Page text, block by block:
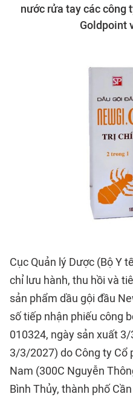
nước rửa tay các công
Goldpoint
Cục Quản lý Dược (Bộ Y
chỉ lưu hành, thu hồi và
sản phẩm dầu gội đầu
số tiếp nhận phiếu công
010324, ngày sản xuất
3/3/2027) do Công ty Cổ
Nam (300C Nguyễn
Bình Thủy, thành phố